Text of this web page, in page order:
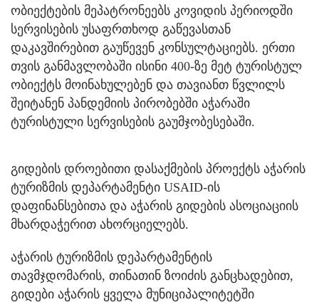
ობიექტების მეპატრონეებს კოვიდის პერიოდში
სერვისების უსაფრთხოდ გაწევასთან
დაკავშირებით გაუწევენ კონსულტაციებს. ერთი
თვის განმავლობაში ისინი 400-ზე მეტ ტურისტულ
ობიექტს მოინახულებენ და თავიანთ წვლილს
შეიტანენ პანდემიის პირობებში აჭარაში
ტურისტული სერვისების გაუმჯობესებაში.
გიდების დროებითი დასაქმების პროექტს აჭარის
ტურიზმის დეპარტამენტი USAID-ის
დაფინანსებითა და აჭარის გიდების ასოციაციის
მხარდაჭერით ახორციელებს.
აჭარის ტურიზმის დეპარტამენტის
თავმჯდომარის, თინათინ ზოიძის განცხადებით,
გიდები აჭარის ყველა მუნიციპალიტეტში